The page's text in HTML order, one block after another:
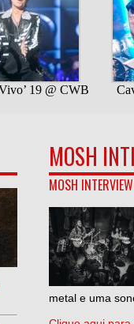
MOSH
MOSH
metal e uma